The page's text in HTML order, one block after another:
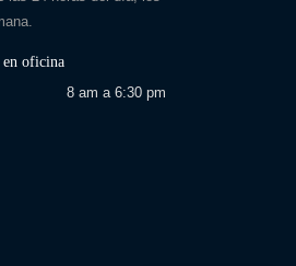
en oficina
8 am a 6:30 pm